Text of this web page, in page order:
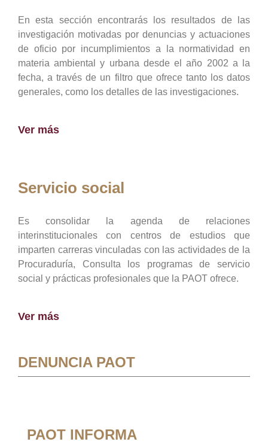
En esta sección encontrarás los resultados de las
investigación motivadas por denuncias y actuaciones
de oficio por incumplimientos a la normatividad en
materia ambiental y urbana desde el año 2002 a la
fecha, a través de un filtro que ofrece tanto los datos
generales, como los detalles de las investigaciones.
Ver más
Servicio social
Es consolidar la agenda de relaciones
interinstitucionales con centros de estudios que
imparten carreras vinculadas con las actividades de la
Procuraduría, Consulta los programas de servicio
social y prácticas profesionales que la PAOT ofrece.
Ver más
DENUNCIA PAOT
PAOT INFORMA